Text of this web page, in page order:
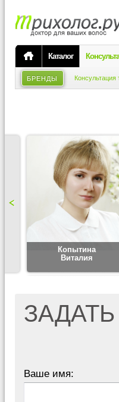
Каталог
БРЕНДЫ Консультация
Копытина
Виталия
Ваше имя: